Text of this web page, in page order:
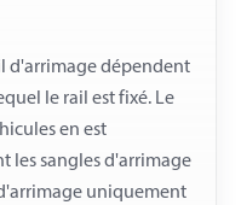
d'arrimage dépendent
le rail est fixé. Le
en est
les sangles d'arrimage
uniquement